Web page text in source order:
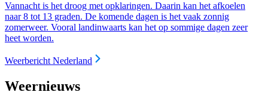
Vannacht is het droog met opklaringen. Daarin kan het afkoelen
naar 8 tot 13 graden. De komende dagen is het vaak zonnig
zomerweer. Vooral landinwaarts kan het op sommige dagen zeer
heet worden.
Weerbericht Nederland
Weernieuws